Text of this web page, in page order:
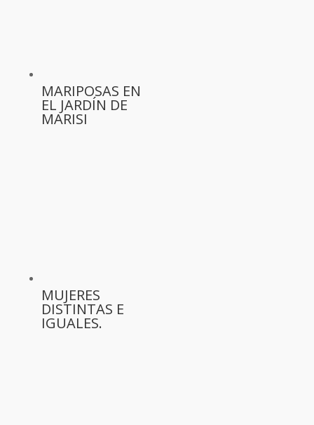
MARIPOSAS EN
EL JARDÍN DE
MARISI
MUJERES
DISTINTAS E
IGUALES.